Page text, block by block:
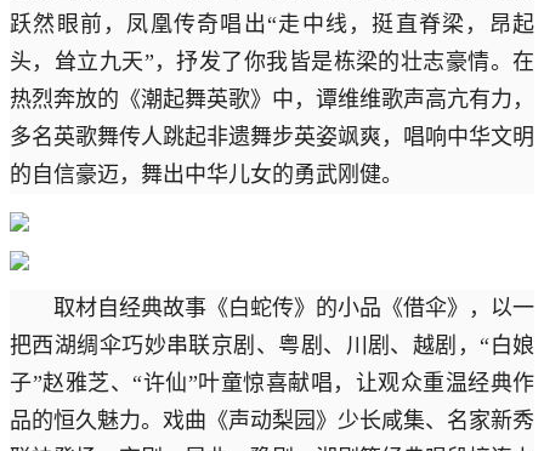
跃然眼前，凤凰传奇唱出“走中线，挺直脊梁，昂起
头，耸立九天”，抒发了你我皆是栋梁的壮志豪情。在
热烈奔放的《潮起舞英歌》中，谭维维歌声高亢有力，
多名英歌舞传人跳起非遗舞步英姿飒爽，唱响中华文明
的自信豪迈，舞出中华儿女的勇武刚健。
取材自经典故事《白蛇传》的小品《借伞》，以一
把西湖绸伞巧妙串联京剧、粤剧、川剧、越剧，“白娘
子”赵雅芝、“许仙”叶童惊喜献唱，让观众重温经典作
品的恒久魅力。戏曲《声动梨园》少长咸集、名家新秀